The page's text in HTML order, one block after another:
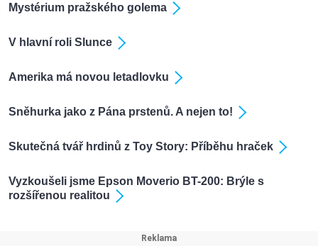
Mystérium pražského golema
V hlavní roli Slunce
Amerika má novou letadlovku
Sněhurka jako z Pána prstenů. A nejen to!
Skutečná tvář hrdinů z Toy Story: Příběhu hraček
Vyzkoušeli jsme Epson Moverio BT-200: Brýle s
rozšířenou realitou